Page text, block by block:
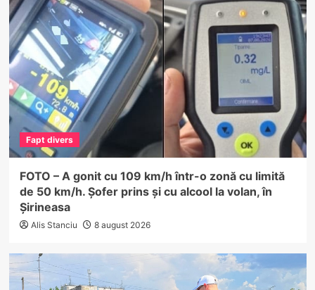
Fapt divers
FOTO – A gonit cu 109 km/h într-o zonă cu limită
de 50 km/h. Șofer prins și cu alcool la volan, în
Șirineasa
Alis Stanciu 8 august 2026